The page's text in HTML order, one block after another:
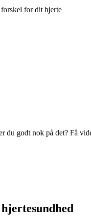
for dit hjerte
du godt nok på det? Få